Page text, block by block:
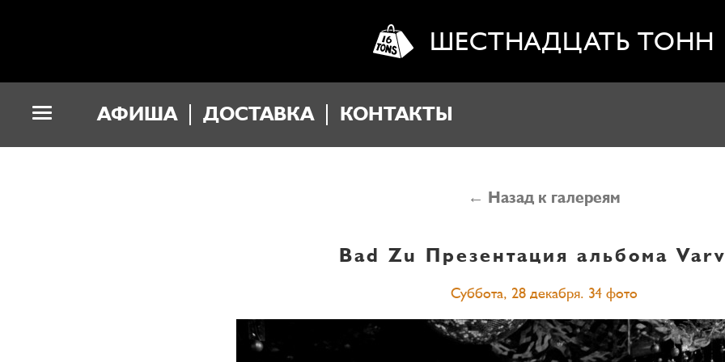
ШЕСТНАДЦАТЬ ТОНН
АФИША ДОСТАВКА КОНТАКТЫ
← Назад к галереям
Bad Zu Презентация альбома
Суббота, 28 декабря. 34 фото